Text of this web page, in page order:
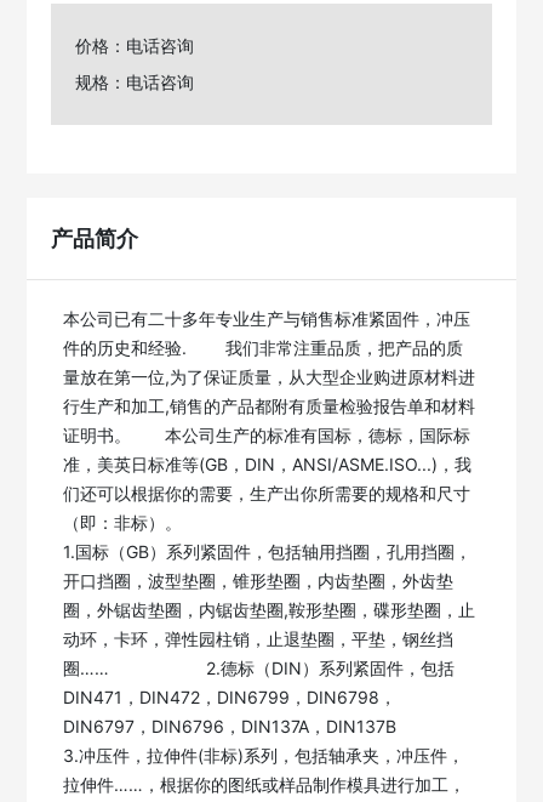
价格：电话咨询
规格：电话咨询
产品简介
本公司已有二十多年专业生产与销售标准紧固件，冲压
件的历史和经验. 　　我们非常注重品质，把产品的质
量放在第一位,为了保证质量，从大型企业购进原材料进
行生产和加工,销售的产品都附有质量检验报告单和材料
证明书。　　本公司生产的标准有国标，德标，国际标
准，美英日标准等(GB，DIN，ANSI/ASME.ISO...)，我
们还可以根据你的需要，生产出你所需要的规格和尺寸
（即：非标）。
1.国标（GB）系列紧固件，包括轴用挡圈，孔用挡圈，
开口挡圈，波型垫圈，锥形垫圈，内齿垫圈，外齿垫
圈，外锯齿垫圈，内锯齿垫圈,鞍形垫圈，碟形垫圈，止
动环，卡环，弹性园柱销，止退垫圈，平垫，钢丝挡
圈……                    2.德标（DIN）系列紧固件，包括
DIN471，DIN472，DIN6799，DIN6798，
DIN6797，DIN6796，DIN137A，DIN137B
3.冲压件，拉伸件(非标)系列，包括轴承夹，冲压件，
拉伸件……，根据你的图纸或样品制作模具进行加工，